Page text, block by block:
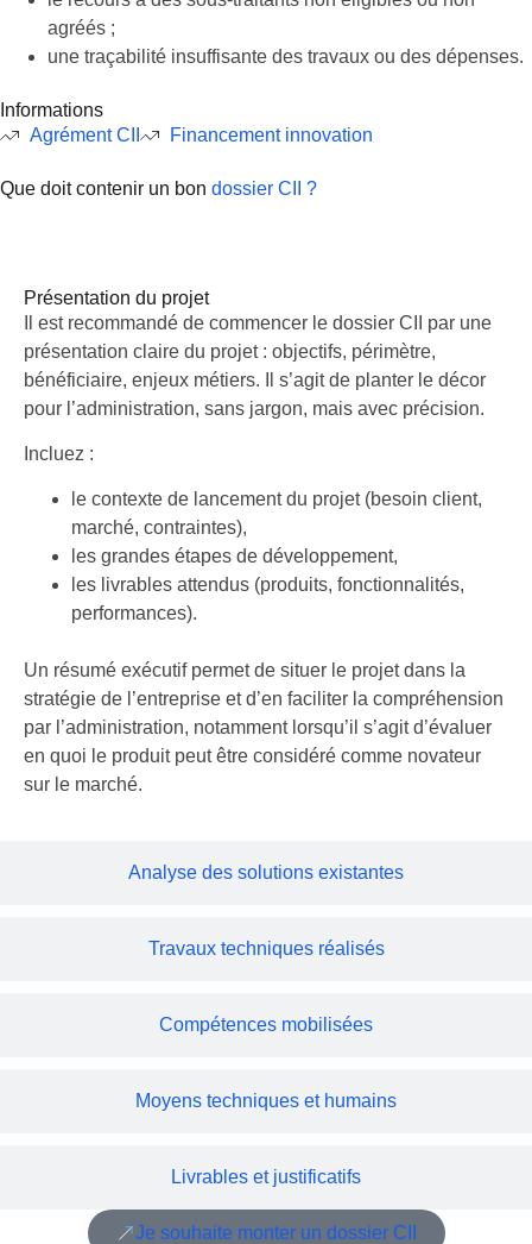
agréés ;
une traçabilité insuffisante des travaux ou des dépenses.
Informations
Agrément CII
Financement innovation
Que doit contenir un bon dossier CII ?
Analyse des solutions existantes
Travaux techniques réalisés
Compétences mobilisées
Moyens techniques et humains
Livrables et justificatifs
Présentation du projet
Il est recommandé de commencer le dossier CII par une
présentation claire du projet : objectifs, périmètre,
bénéficiaire, enjeux métiers. Il s’agit de planter le décor
pour l’administration, sans jargon, mais avec précision.
Incluez :
le contexte de lancement du projet (besoin client,
marché, contraintes),
les grandes étapes de développement,
les livrables attendus (produits, fonctionnalités,
performances).
Un résumé exécutif permet de situer le projet dans la
stratégie de l’entreprise et d’en faciliter la compréhension
par l’administration, notamment lorsqu’il s’agit d’évaluer
en quoi le produit peut être considéré comme novateur
sur le marché.
Je souhaite monter un dossier CII